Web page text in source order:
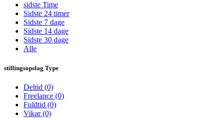
sidste Time
Sidste 24 timer
Sidste 7 dage
Sidste 14 dage
Sidste 30 dage
Alle
stillingsopslag Type
Deltid (0)
Freelance (0)
Fuldtid (0)
Vikar(0)